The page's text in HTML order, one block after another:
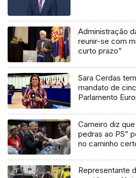
Administração
reunir-se com
curto prazo”
Sara Cerdas
mandato de
Parlamento
Carneiro diz
pedras ao PS”
no caminho
Representante